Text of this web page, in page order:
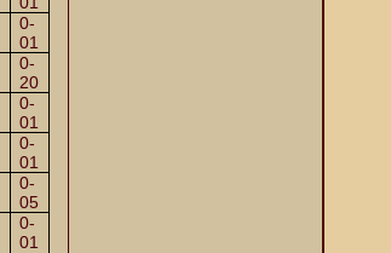
0-
01
0-
20
0-
01
0-
01
0-
05
0-
01